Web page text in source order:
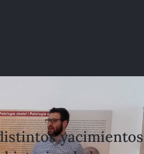
yacimientos